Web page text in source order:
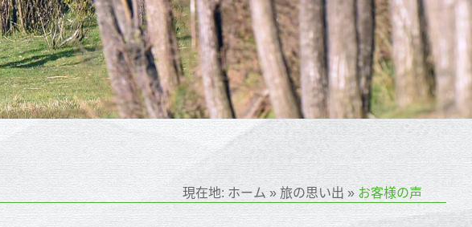
現在地: ホーム» 旅の思い出 » お客様の声